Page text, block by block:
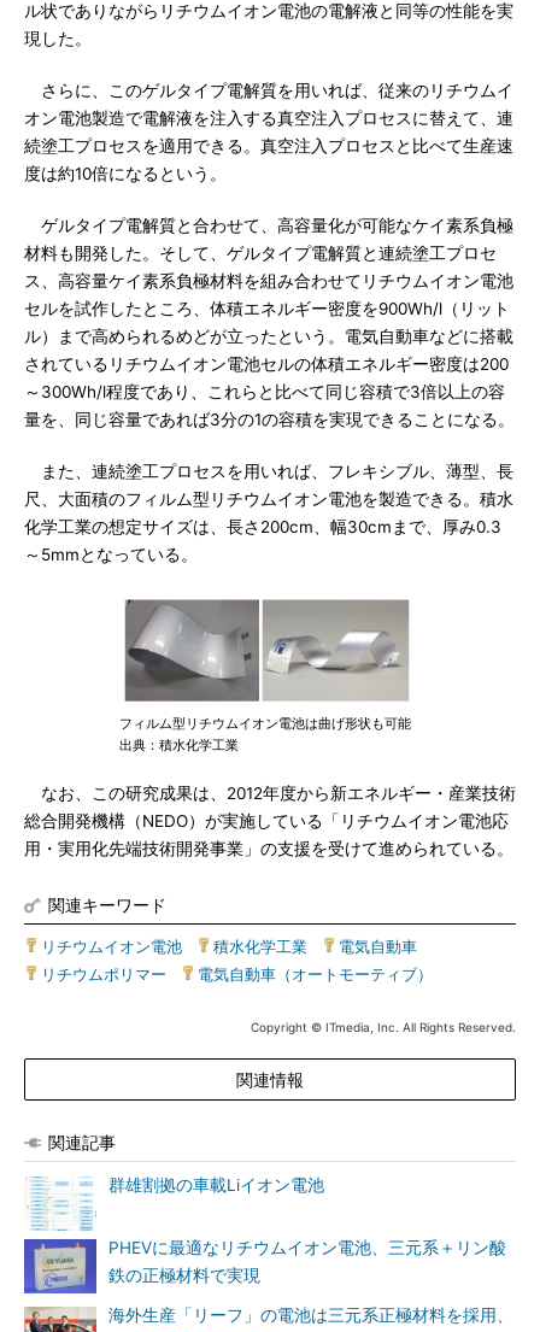
ル状でありながらリチウムイオン電池の電解液と同等の性能を実
現した。
さらに、このゲルタイプ電解質を用いれば、従来のリチウムイ
オン電池製造で電解液を注入する真空注入プロセスに替えて、連
続塗工プロセスを適用できる。真空注入プロセスと比べて生産速
度は約10倍になるという。
ゲルタイプ電解質と合わせて、高容量化が可能なケイ素系負極
材料も開発した。そして、ゲルタイプ電解質と連続塗工プロセ
ス、高容量ケイ素系負極材料を組み合わせてリチウムイオン電池
セルを試作したところ、体積エネルギー密度を900Wh/l（リット
ル）まで高められるめどが立ったという。電気自動車などに搭載
されているリチウムイオン電池セルの体積エネルギー密度は200
～300Wh/l程度であり、これらと比べて同じ容積で3倍以上の容
量を、同じ容量であれば3分の1の容積を実現できることになる。
また、連続塗工プロセスを用いれば、フレキシブル、薄型、長
尺、大面積のフィルム型リチウムイオン電池を製造できる。積水
化学工業の想定サイズは、長さ200cm、幅30cmまで、厚み0.3
～5mmとなっている。
フィルム型リチウムイオン電池は曲げ形状も可能
出典：積水化学工業
なお、この研究成果は、2012年度から新エネルギー・産業技術
総合開発機構（NEDO）が実施している「リチウムイオン電池応
用・実用化先端技術開発事業」の支援を受けて進められている。
関連キーワード
リチウムイオン電池 積水化学工業 電気自動車
リチウムポリマー
電気自動車（オートモーティブ）
Copyright © ITmedia, Inc. All Rights Reserved.
関連情報
関連記事
群雄割拠の車載Liイオン電池
PHEVに最適なリチウムイオン電池、三元系＋リン酸
鉄の正極材料で実現
海外生産「リーフ」の電池は三元系正極材料を採用、